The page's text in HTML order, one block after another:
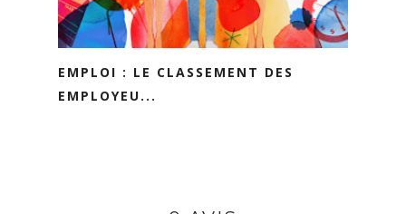
EMPLOI : LE CLASSEMENT DES
EMPLOYEU...